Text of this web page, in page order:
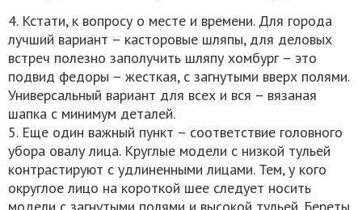
4. Кстати, к вопросу о месте и времени. Для города
лучший вариант – касторовые шляпы, для деловых
встреч полезно заполучить шляпу хомбург – это
подвид федоры – жесткая, с загнутыми вверх полями.
Универсальный вариант для всех и вся – вязаная
шапка с минимум деталей.
5. Еще один важный пункт – соответствие головного
убора овалу лица. Круглые модели с низкой тульей
контрастируют с удлиненными лицами. Тем, у кого
округлое лицо на короткой шее следует носить